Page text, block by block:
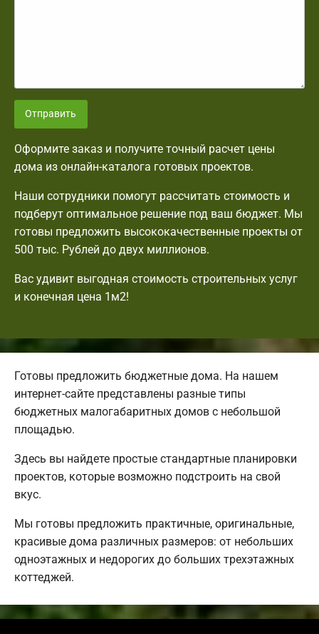
Отправить
Оформите заказ и получите точный расчет цены
дома из онлайн-каталога готовых проектов.
Наши сотрудники помогут рассчитать стоимость и
подберут оптимальное решение под ваш бюджет. Мы
готовы предложить высококачественные проекты от
500 тыс. Рублей до двух миллионов.
Вас удивит выгодная стоимость строительных услуг
и конечная цена 1м2!
Готовы предложить бюджетные дома. На нашем
интернет-сайте представлены разные типы
бюджетных малогабаритных домов с небольшой
площадью.
Здесь вы найдете простые стандартные планировки
проектов, которые возможно подстроить на свой
вкус.
Мы готовы предложить практичные, оригинальные,
красивые дома различных размеров: от небольших
одноэтажных и недорогих до больших трехэтажных
коттеджей.